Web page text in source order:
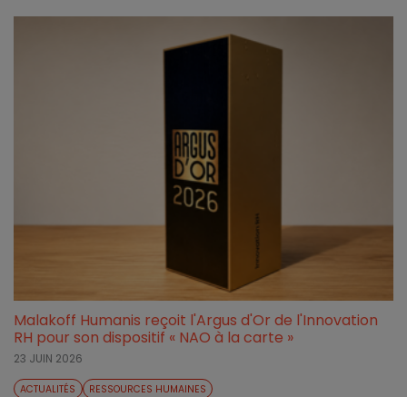
Malakoff Humanis reçoit l'Argus d'Or de l'Innovation
RH pour son dispositif « NAO à la carte »
23 JUIN 2026
ACTUALITÉS RESSOURCES HUMAINES